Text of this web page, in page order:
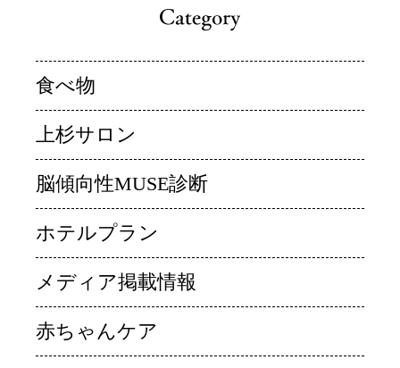
食べ物
上杉サロン
脳傾向性MUSE診断
ホテルプラン
メディア掲載情報
赤ちゃんケア